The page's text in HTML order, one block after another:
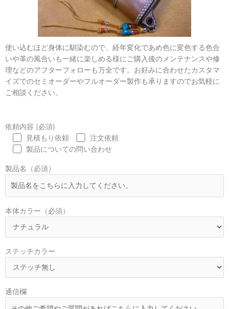
使い込むほど身体に馴染むので、経年変化であめ色に変色する色合
いや革の風合いも一緒に楽しめる様にご購入後のメンテナンスや修
理などのアフターフォローも万全です。お好みに合わせたカスタマ
イズでのセミオーダーやフルオーダー製作も承りますのでお気軽に
ご相談ください。
依頼内容 (必須)
見積もり依頼
注文依頼
製品についての問い合わせ
製品名（必須）
本体カラー（必須）
ステッチカラー
通信欄